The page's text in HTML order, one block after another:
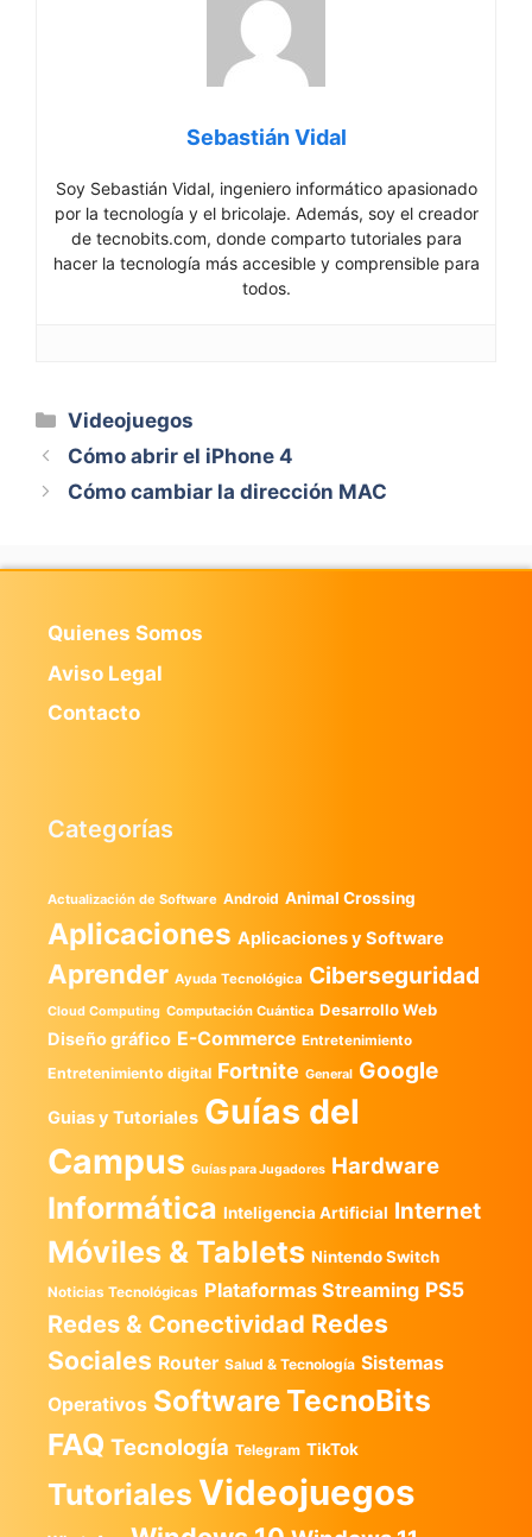
Sebastián Vidal
Soy Sebastián Vidal, ingeniero informático apasionado
por la tecnología y el bricolaje. Además, soy el creador
de tecnobits.com, donde comparto tutoriales para
hacer la tecnología más accesible y comprensible para
todos.
Categorías
Videojuegos
Cómo abrir el iPhone 4
Cómo cambiar la dirección MAC
Quienes Somos
Aviso Legal
Contacto
Categorías
Actualización de Software Android Animal Crossing
Aplicaciones Aplicaciones y Software
Aprender Ayuda Tecnológica Ciberseguridad
Cloud Computing Computación Cuántica Desarrollo Web
Diseño gráfico E-Commerce Entretenimiento
Entretenimiento digital Fortnite General Google
Guias y Tutoriales Guías del
Campus Guías para Jugadores Hardware
Informática Inteligencia Artificial Internet
Móviles & Tablets Nintendo Switch
Noticias Tecnológicas Plataformas Streaming PS5
Redes & Conectividad Redes
Sociales Router Salud & Tecnología Sistemas
Operativos SoftwareTecnoBits
FAQ Tecnología Telegram TikTok
Tutoriales Videojuegos